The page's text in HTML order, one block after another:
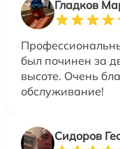
Гладков
был починен за
высоте. Очень
обслуживание!
Сидоров